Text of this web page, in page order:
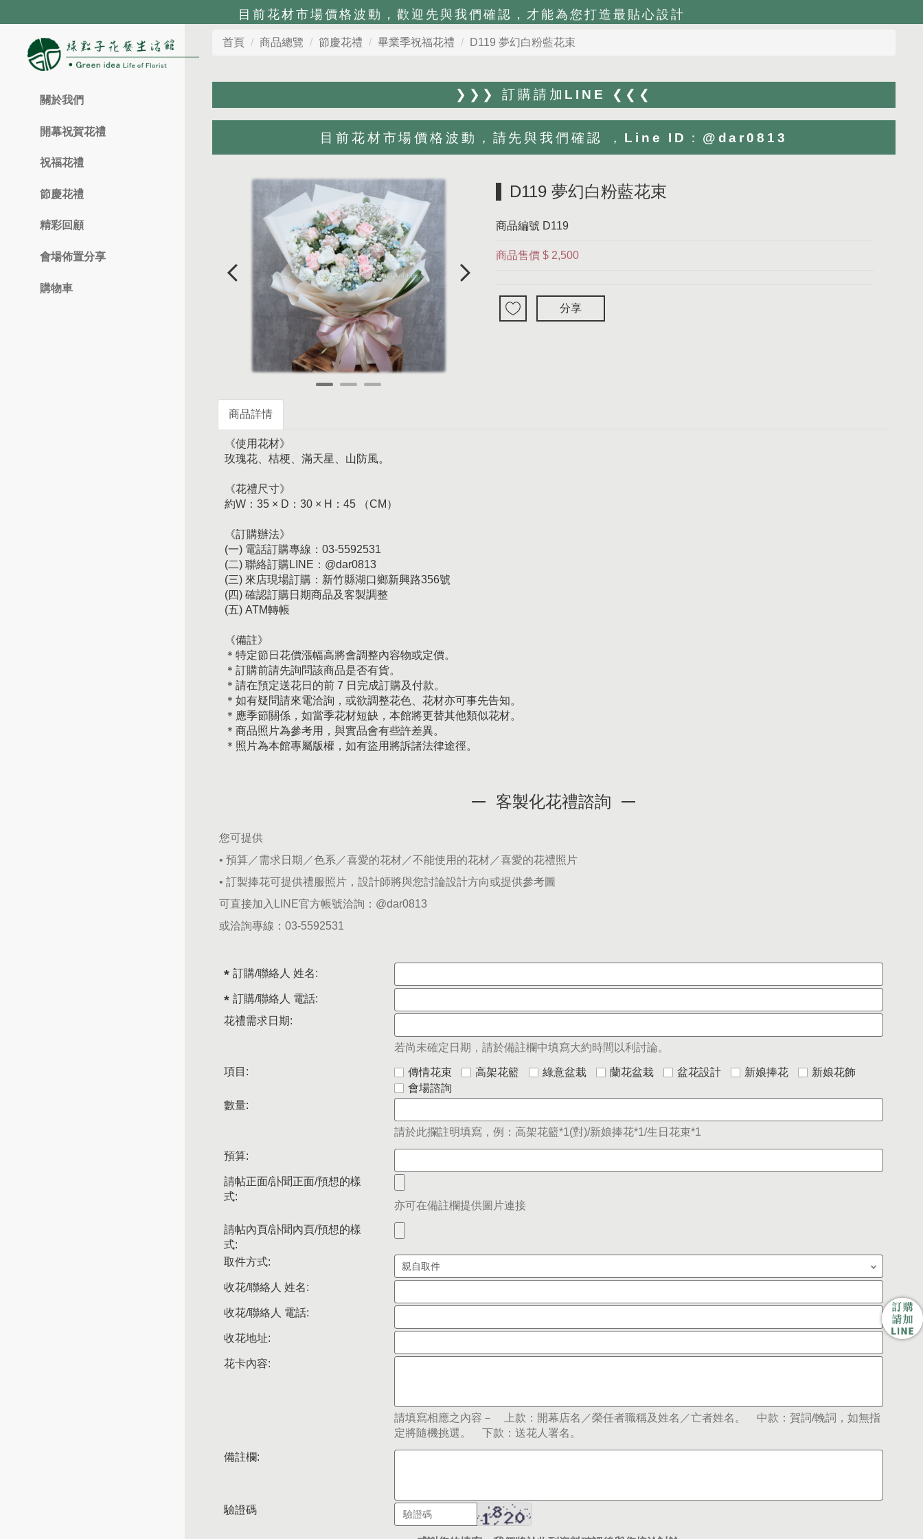
關於我們
開幕祝賀花禮
祝福花禮
節慶花禮
精彩回顧
會場佈置分享
購物車
首頁 商品總覽 節慶花禮 畢業季祝福花禮 D119 夢幻白粉藍花束
❯❯❯ 訂購請加LINE ❮❮❮
目前花材市場價格波動，請先與我們確認 ，Line ID：@dar0813
D119 夢幻白粉藍花束
商品編號 D119
商品售價 $ 2,500
分享
商品詳情
《使用花材》
玫瑰花、桔梗、滿天星、山防風。
《花禮尺寸》
約W：35 × D：30 × H：45 （CM）
《訂購辦法》
(一) 電話訂購專線：03-5592531
(二) 聯絡訂購LINE：@dar0813
(三) 來店現場訂購：新竹縣湖口鄉新興路356號
(四) 確認訂購日期商品及客製調整
(五) ATM轉帳
《備註》
＊特定節日花價漲幅高將會調整內容物或定價。
＊訂購前請先詢問該商品是否有貨。
＊請在預定送花日的前 7 日完成訂購及付款。
＊如有疑問請來電洽詢，或欲調整花色、花材亦可事先告知。
＊應季節關係，如當季花材短缺，本館將更替其他類似花材。
＊商品照片為參考用，與實品會有些許差異。
＊照片為本館專屬版權，如有盜用將訴諸法律途徑。
客製化花禮諮詢
您可提供
• 預算／需求日期／色系／喜愛的花材／不能使用的花材／喜愛的花禮照片
• 訂製捧花可提供禮服照片，設計師將與您討論設計方向或提供參考圖
可直接加入LINE官方帳號洽詢： @dar0813
或洽詢專線： 03-5592531
訂購/聯絡人 姓名:
訂購/聯絡人 電話:
花禮需求日期:
若尚未確定日期，請於備註欄中填寫大約時間以利討論。
項目: 傳情花束 高架花籃 綠意盆栽 蘭花盆栽 盆花設計 新娘捧花
新娘花飾
會場諮詢
數量:
請於此攔註明填寫，例：高架花籃*1(對)/新娘捧花*1/生日花束*1
預算:
請帖正面/訃聞正面/預想的樣
式:
亦可在備註欄提供圖片連接
請帖內頁/訃聞內頁/預想的樣
式:
取件方式:
收花/聯絡人 姓名:
收花/聯絡人 電話:
收花地址:
花卡內容:
請填寫相應之內容－ 上款：開幕店名／榮任者職稱及姓名／亡者姓名。 中款：賀詞/輓詞，如無指
定將隨機挑選。 下款：送花人署名。
備註欄:
驗證碼
目前花材市場價格波動，歡迎先與我們確認，才能為您打造最貼心設計